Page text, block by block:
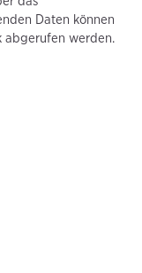
Daten können
abgerufen werden.